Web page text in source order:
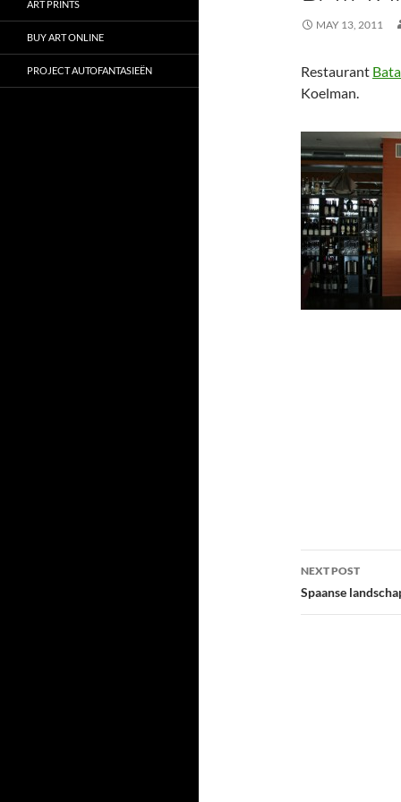
MAY 13, 2011
Restaurant
Koelman.
Post
NEXT POST
Spaanse
ART PRINTS
BUY ART ONLINE
PROJECT AUTOFANTASIEËN